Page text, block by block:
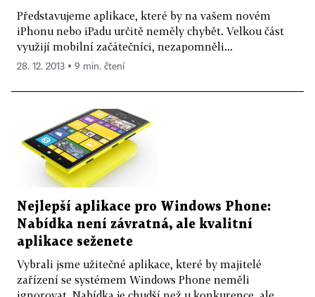
Představujeme aplikace, které by na vašem novém
iPhonu nebo iPadu určitě neměly chybět. Velkou část
využijí mobilní začátečníci, nezapomněli...
28. 12. 2013 ▪ 9 min. čtení
Nejlepší aplikace pro Windows Phone:
Nabídka není závratná, ale kvalitní
aplikace seženete
Vybrali jsme užitečné aplikace, které by majitelé
zařízení se systémem Windows Phone neměli